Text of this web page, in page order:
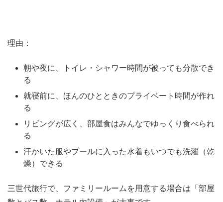
理由：
朝や夜に、トイレ・シャワー時間が被っても分散でき
る
就寝前に、ほんのひとときのプライベート時間が作れ
る
リビングが広く、部屋食はみんなでゆっくり食べられ
る
汗かいた服やプールに入った水着もいつでも洗濯（乾
燥）できる
三世代旅行で、ファミリールームを用意する場合は「部屋